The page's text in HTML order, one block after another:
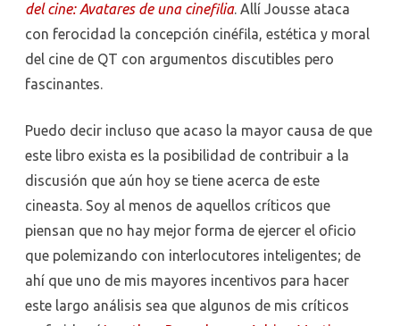
del cine: Avatares de una cinefilia. Allí Jousse ataca
con ferocidad la concepción cinéfila, estética y moral
del cine de QT con argumentos discutibles pero
fascinantes.
Puedo decir incluso que acaso la mayor causa de que
este libro exista es la posibilidad de contribuir a la
discusión que aún hoy se tiene acerca de este
cineasta. Soy al menos de aquellos críticos que
piensan que no hay mejor forma de ejercer el oficio
que polemizando con interlocutores inteligentes; de
ahí que uno de mis mayores incentivos para hacer
este largo análisis sea que algunos de mis críticos